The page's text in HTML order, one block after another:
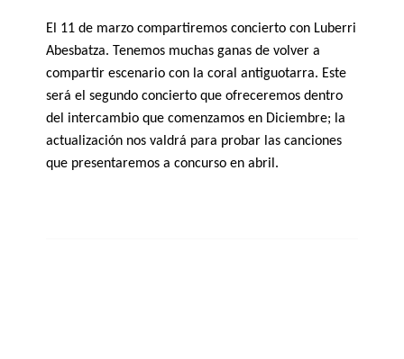
El 11 de marzo compartiremos concierto con Luberri
Abesbatza. Tenemos muchas ganas de volver a
compartir escenario con la coral antiguotarra. Este
será el segundo concierto que ofreceremos dentro
del intercambio que comenzamos en Diciembre; la
actualización nos valdrá para probar las canciones
que presentaremos a concurso en abril.